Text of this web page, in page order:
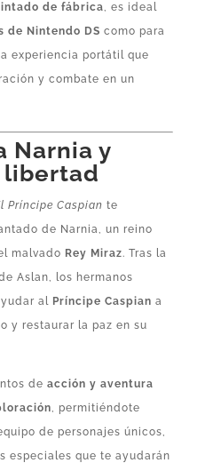
de fábrica , es ideal
de Nintendo DS como para
experiencia portátil que
y combate en un
Narnia y
Príncipe Caspian te
de Narnia, un reino
malvado Rey Miraz. Tras la
Aslan, los hermanos
al Príncipe Caspian a
y restaurar la paz en su
de acción y aventura
, permitiéndote
de personajes únicos,
especiales que te ayudarán